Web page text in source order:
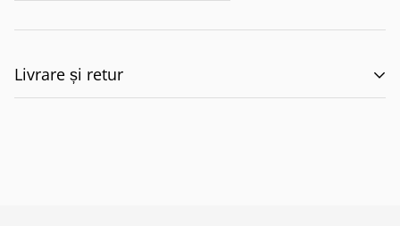
Livrare și retur